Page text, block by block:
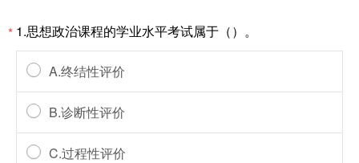
* 1.思想政治课程的学业水平考试属于（）。
A.终结性评价
B.诊断性评价
C.过程性评价